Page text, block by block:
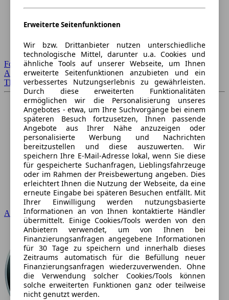
Forum Startseite
Alle Auto-Foren
Themen-Forum
Audi
Erweiterte Seitenfunktionen
Wir bzw. Drittanbieter nutzen unterschiedliche
technologische Mittel, darunter u.a. Cookies und
ähnliche Tools auf unserer Webseite, um Ihnen
erweiterte Seitenfunktionen anzubieten und ein
verbessertes Nutzungserlebnis zu gewährleisten.
Durch diese erweiterten Funktionalitäten
ermöglichen wir die Personalisierung unseres
Angebotes - etwa, um Ihre Suchvorgänge bei einem
späteren Besuch fortzusetzen, Ihnen passende
Angebote aus Ihrer Nähe anzuzeigen oder
personalisierte Werbung und Nachrichten
bereitzustellen und diese auszuwerten. Wir
speichern Ihre E-Mail-Adresse lokal, wenn Sie diese
für gespeicherte Suchanfragen, Lieblingsfahrzeuge
oder im Rahmen der Preisbewertung angeben. Dies
erleichtert Ihnen die Nutzung der Webseite, da eine
erneute Eingabe bei späteren Besuchen entfällt. Mit
Ihrer Einwilligung werden nutzungsbasierte
Informationen an von Ihnen kontaktierte Händler
übermittelt. Einige Cookies/Tools werden von den
Anbietern verwendet, um von Ihnen bei
Finanzierungsanfragen angegebene Informationen
für 30 Tage zu speichern und innerhalb dieses
Zeitraums automatisch für die Befüllung neuer
Finanzierungsanfragen wiederzuverwenden. Ohne
die Verwendung solcher Cookies/Tools können
solche erweiterten Funktionen ganz oder teilweise
nicht genutzt werden.